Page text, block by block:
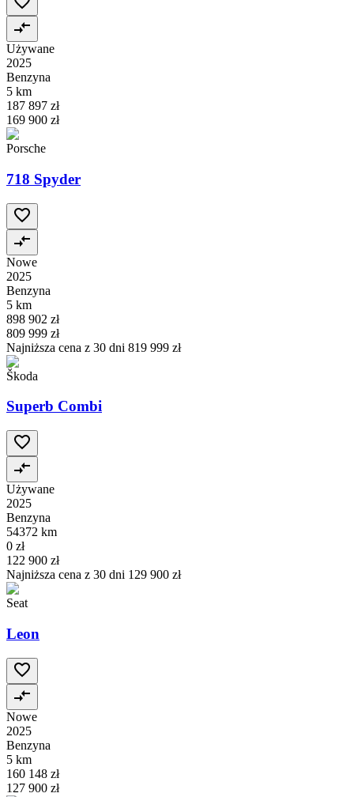
Używane
2025
Benzyna
5 km
187 897 zł
169 900 zł
Porsche
718 Spyder
Nowe
2025
Benzyna
5 km
898 902 zł
809 999 zł
Najniższa cena z 30 dni 819 999 zł
Škoda
Superb Combi
Używane
2025
Benzyna
54372 km
0 zł
122 900 zł
Najniższa cena z 30 dni 129 900 zł
Seat
Leon
Nowe
2025
Benzyna
5 km
160 148 zł
127 900 zł